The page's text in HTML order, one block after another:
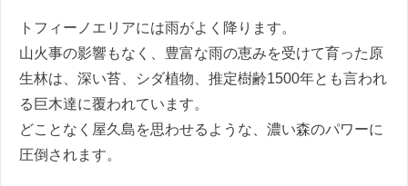
トフィーノエリアには雨がよく降ります。
山火事の影響もなく、豊富な雨の恵みを受けて育った原
生林は、深い苔、シダ植物、推定樹齢1500年とも言われ
る巨木達に覆われています。
どことなく屋久島を思わせるような、濃い森のパワーに
圧倒されます。